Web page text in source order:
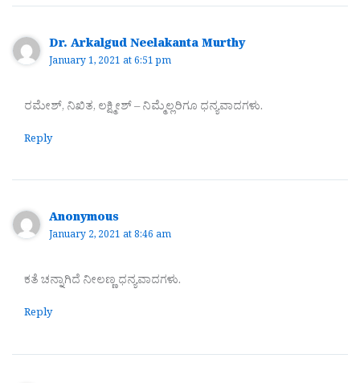
Dr. Arkalgud Neelakanta Murthy
January 1, 2021 at 6:51 pm
ರಮೇಶ್, ನಿಖಿತ, ಲಕ್ಷ್ಮೀಶ್ – ನಿಮ್ಮೆಲ್ಲರಿಗೂ ಧನ್ಯವಾದಗಳು.
Reply
Anonymous
January 2, 2021 at 8:46 am
ಕತೆ ಚನ್ನಾಗಿದೆ ನೀಲಣ್ಣ ಧನ್ಯವಾದಗಳು.
Reply